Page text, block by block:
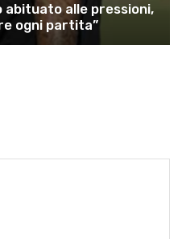
abituato alle pressioni,
ogni partita”